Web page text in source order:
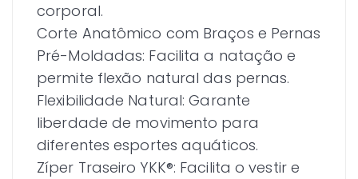
corporal.
Corte Anatômico com Braços e Pernas
Pré-Moldadas: Facilita a natação e
permite flexão natural das pernas.
Flexibilidade Natural: Garante
liberdade de movimento para
diferentes esportes aquáticos.
Zíper Traseiro YKK®: Facilita o vestir e